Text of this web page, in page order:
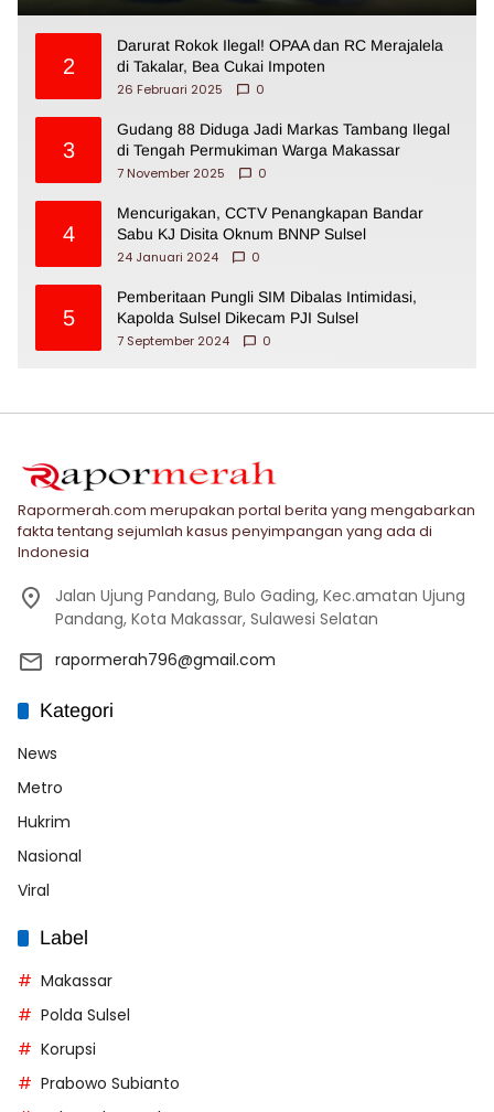
2
Darurat Rokok Ilegal! OPAA dan RC Merajalela
di Takalar, Bea Cukai Impoten
26 Februari 2025
0
3
Gudang 88 Diduga Jadi Markas Tambang Ilegal
di Tengah Permukiman Warga Makassar
7 November 2025
0
4
Mencurigakan, CCTV Penangkapan Bandar
Sabu KJ Disita Oknum BNNP Sulsel
24 Januari 2024
0
5
Pemberitaan Pungli SIM Dibalas Intimidasi,
Kapolda Sulsel Dikecam PJI Sulsel
7 September 2024
0
Rapormerah.com merupakan portal berita yang mengabarkan
fakta tentang sejumlah kasus penyimpangan yang ada di
Indonesia
Jalan Ujung Pandang, Bulo Gading, Kec.amatan Ujung
Pandang, Kota Makassar, Sulawesi Selatan
rapormerah796@gmail.com
Kategori
News
Metro
Hukrim
Nasional
Viral
Label
Makassar
Polda Sulsel
Korupsi
Prabowo Subianto